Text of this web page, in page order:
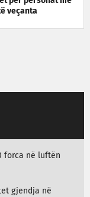
veçanta
forca në luftën
gjendja në